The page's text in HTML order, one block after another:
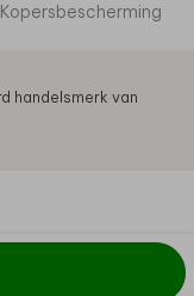
Kopersbescherming
handelsmerk van